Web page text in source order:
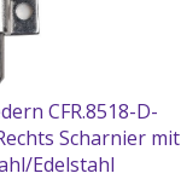
CFR.8518-D-
Scharnier mit
Edelstahl